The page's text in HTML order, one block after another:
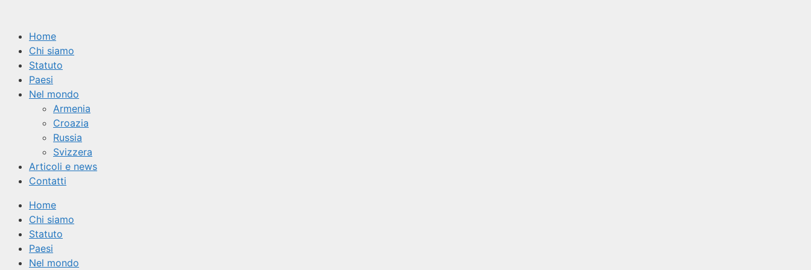
contenuto
Home
Chi siamo
Statuto
Paesi
Nel mondo
Armenia
Croazia
Russia
Svizzera
Articoli e news
Contatti
Home
Chi siamo
Statuto
Paesi
Nel mondo